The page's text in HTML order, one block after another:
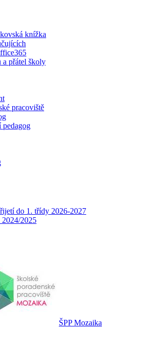
knížka
a přátel školy
pracoviště
pedagog
do 1. třídy 2026-2027
2025
ŠPP Mozaika